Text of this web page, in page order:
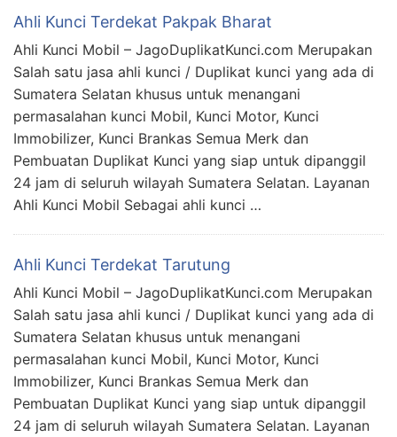
Ahli Kunci Terdekat Pakpak Bharat
Ahli Kunci Mobil – JagoDuplikatKunci.com Merupakan
Salah satu jasa ahli kunci / Duplikat kunci yang ada di
Sumatera Selatan khusus untuk menangani
permasalahan kunci Mobil, Kunci Motor, Kunci
Immobilizer, Kunci Brankas Semua Merk dan
Pembuatan Duplikat Kunci yang siap untuk dipanggil
24 jam di seluruh wilayah Sumatera Selatan. Layanan
Ahli Kunci Mobil Sebagai ahli kunci …
Ahli Kunci Terdekat Tarutung
Ahli Kunci Mobil – JagoDuplikatKunci.com Merupakan
Salah satu jasa ahli kunci / Duplikat kunci yang ada di
Sumatera Selatan khusus untuk menangani
permasalahan kunci Mobil, Kunci Motor, Kunci
Immobilizer, Kunci Brankas Semua Merk dan
Pembuatan Duplikat Kunci yang siap untuk dipanggil
24 jam di seluruh wilayah Sumatera Selatan. Layanan